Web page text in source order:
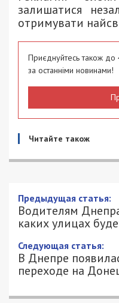
залишатися
отримувати
Приєднуйтесь також
за останніми новинами!
Читайте також
Предыдущая статья:
Водителям
каких улицах
Следующая статья:
В Днепре
переходе на